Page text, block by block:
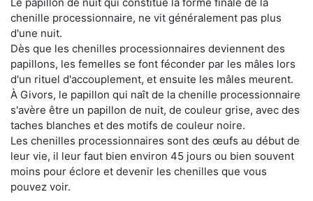
chenille processionnaire, ne vit généralement pas plus
d'une nuit.
Dès que les chenilles processionnaires deviennent des
papillons, les femelles se font féconder par les mâles lors
d'un rituel d'accouplement, et ensuite les mâles meurent.
À Givors, le papillon qui naît de la chenille processionnaire
s'avère être un papillon de nuit, de couleur grise, avec des
taches blanches et des motifs de couleur noire.
Les chenilles processionnaires sont des œufs au début de
leur vie, il leur faut bien environ 45 jours ou bien souvent
moins pour éclore et devenir les chenilles que vous
pouvez voir.